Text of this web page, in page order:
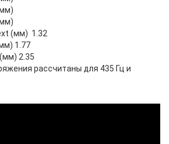
(мм) 1.32
1.77
2.35
рассчитаны для 435 Гц и